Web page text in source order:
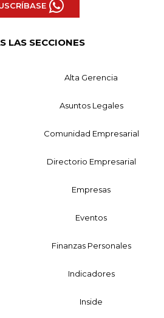
LAS SECCIONES
Alta Gerencia
Asuntos Legales
Comunidad Empresarial
Directorio Empresarial
Empresas
Eventos
Finanzas Personales
Indicadores
Inside